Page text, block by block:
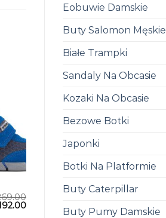
Eobuwie Damskie
Buty Salomon Męskie
Białe Trampki
Sandaly Na Obcasie
Kozaki Na Obcasie
Bezowe Botki
Japonki
Botki Na Platformie
Buty Caterpillar
Buty Pumy Damskie